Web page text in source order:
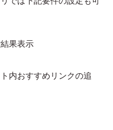
果表示
内おすすめリンクの追